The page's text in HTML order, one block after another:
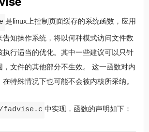
是linux上控制页面缓存的系统函数，应用
告知操作系统，将以何种模式访问文件数
执行适当的优化。其中一些建议可以只针
，文件的其他部分不生效。 这一函数对内
特殊情况下也可能不会被内核所采纳。
fadvise.c 中实现，函数的声明如下：